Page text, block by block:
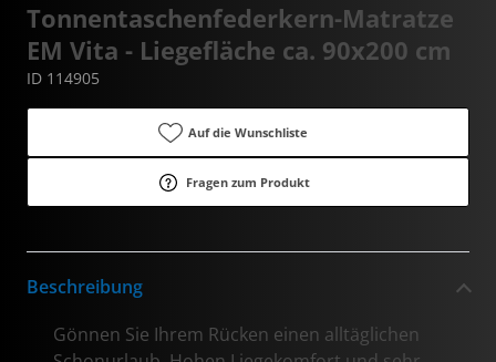
Tonnentaschenfederkern-Matratze
EM Vita - Liegefläche ca. 90x200 cm
ID 114905
Auf die Wunschliste
Fragen zum Produkt
Beschreibung
Gönnen Sie Ihrem Rücken einen alltäglichen